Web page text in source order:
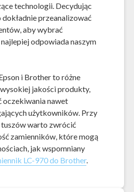
technologii. Decydując
dokładnie przeanalizować
aby wybrać
odpowiada naszym
i Brother to różne
jakości produkty,
oczekiwania nawet
użytkowników. Przy
warto zwrócić
zamienników, które mogą
jak wspomniany
LC-970 do Brother.